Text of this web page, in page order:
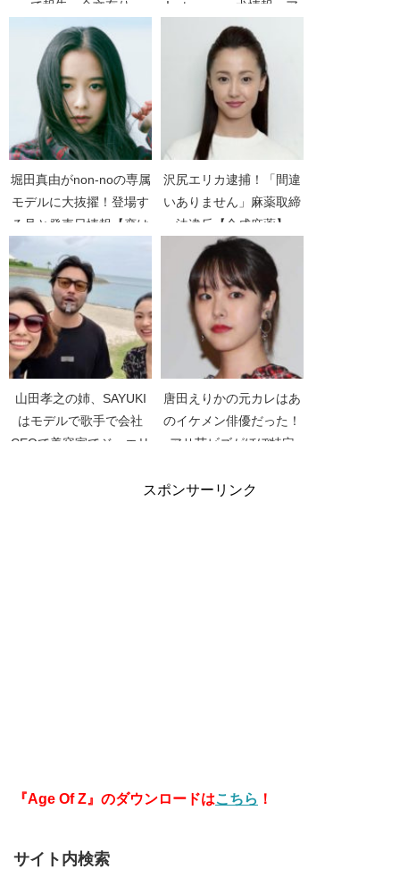
で報告。全文有り
Instagram、犬情報。ア
リスって誰？【滝川クリ
ステルのドレス写真】
堀田真由がnon-noの専属
モデルに大抜擢！登場す
る号と発売日情報【恋は
【坂上どうぶつ王国】
沢尻エリカ逮捕！「間違
いありません」麻薬取締
法違反【合成麻薬】
【MDMA】
山田孝之の姉、SAYUKI
はモデルで歌手で会社
CEOで美容家でジュエリ
【椿かおり】【おしゃれ
唐田えりかの元カレはあ
のイケメン俳優だった！
アサ芸ビズがほぼ特定
伝道師】
スポンサーリンク
『Age Of Z』のダウンロードはこちら ！
サイト内検索